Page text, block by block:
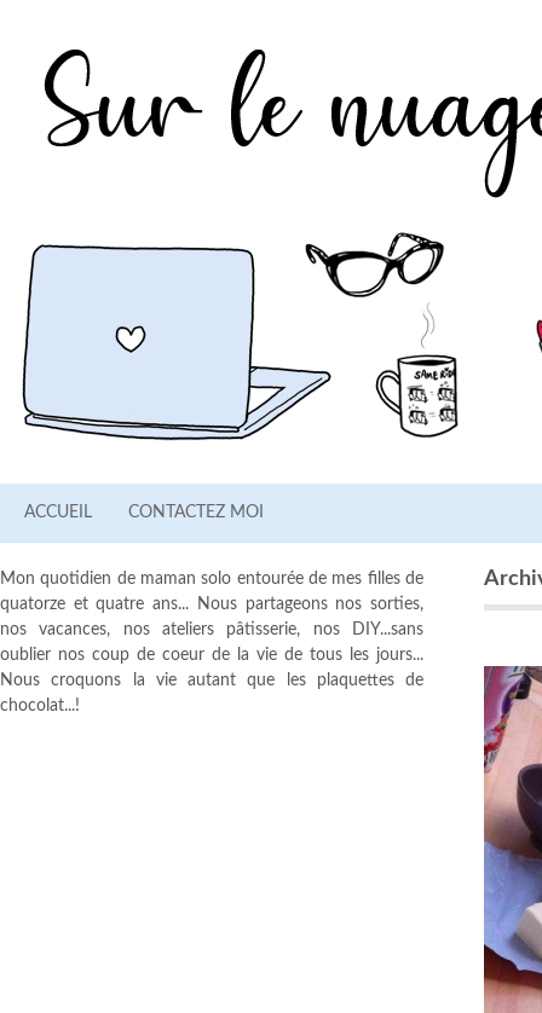
ACCUEIL CONTACTEZ MOI
Mon quotidien de maman solo entourée de mes filles de
quatorze et quatre ans... Nous partageons nos sorties,
nos vacances, nos ateliers pâtisserie, nos DIY...sans
oublier nos coup de coeur de la vie de tous les jours...
Nous croquons la vie autant que les plaquettes de
chocolat...!